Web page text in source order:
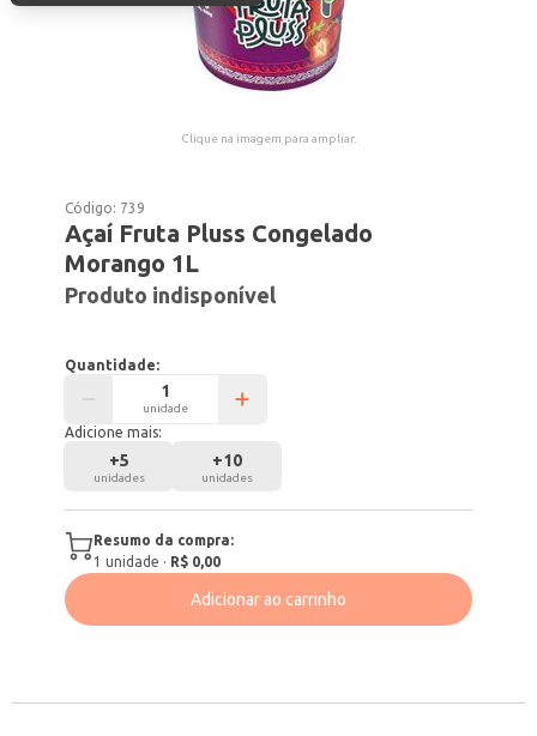
Clique na imagem para ampliar.
Código: 739
Açaí Fruta Pluss Congelado
Morango 1L
Produto indisponível
Quantidade:
unidade
Adicione mais:
+5
unidades
+10
unidades
Resumo da compra:
1 unidade · R$ 0,00
Adicionar ao carrinho